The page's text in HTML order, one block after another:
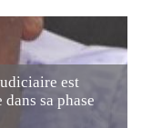
est
sa phase